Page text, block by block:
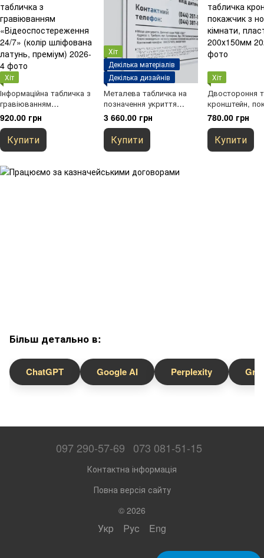
Хіт
Інформаційна табличка з
гравіюванням
«Відеоспостереження
24/7» (колір шліфована
латунь, преміум)
920.00 грн
Купити
Хіт
Декілька матеріалів
Декілька дизайнів
Металева табличка на
позначення укриття
600х500мм зі шрифтом
Брайля та дублюванням
текстової інформації у
вигляді плоско
3 660.00 грн
Купити
Хіт
Двостороння
кронштейн,
номером
пластик,
780.00 грн
Купити
Більш детально в:
ChatGPT Google AI Perplexity
097 290-57-69 073 081-51-15
Контактна інформація
Повна версія сайту
© 2026
Укр Рус Eng